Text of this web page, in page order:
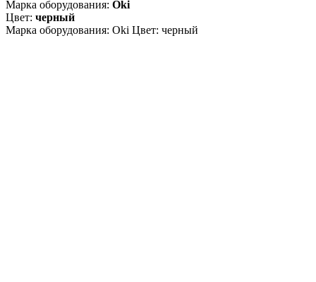
Марка оборудования: Oki
Цвет: черный
Марка оборудования: Oki Цвет: черный